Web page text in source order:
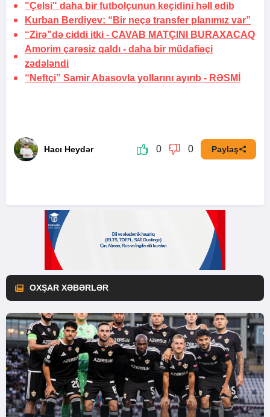
"Çelsi" daha bir futbolçunun keçidini həll edib
Kurban Berdiyev: “Bir neçə transfer planımız var”
“Zirə”də ciddi itki - CAVAB MATÇINI BURAXACAQ
Amorim çarəsiz qaldı - daha bir müdafiəçi
zədələndi
“Neftçi” Samir Abasovla yollarını ayırıb - RƏSMİ
Hacı Heydər 0 0 Paylaş
OXŞAR XƏBƏRLƏR